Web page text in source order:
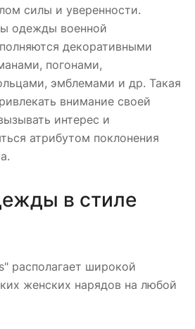
силы и уверенности.
одежды военной
декоративными
погонами,
эмблемами и др. Такая
внимание своей
интерес и
атрибутом поклонения
в стиле
располагает широкой
женских нарядов на любой